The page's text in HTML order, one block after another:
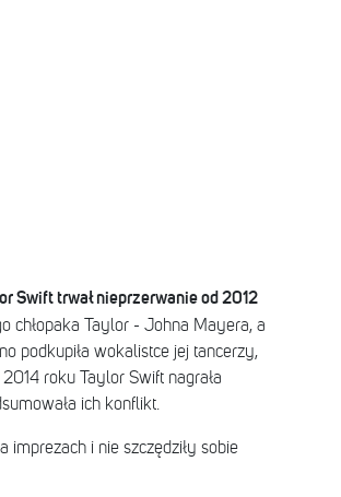
Swift trwał nieprzerwanie od 2012
chłopaka Taylor - Johna Mayera, a
podkupiła wokalistce jej tancerzy,
roku Taylor Swift nagrała
ich konflikt.
imprezach i nie szczędziły sobie